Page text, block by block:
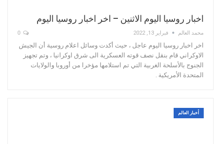
اخبار روسيا اليوم الاثنين – اخر اخبار روسيا اليوم
محمد العالم فبراير 13, 2022
اخر اخبار روسيا اليوم عاجل ، حيث أكدت وسائل اعلام روسية أن الجيش
الاوكراني قام بنقل نصف قوته العسكرية الى شرق اوكرانيا ، وتم تجهيز
الجنوج بالأسلحة الغربية التي تم استلامها مؤخرا من أوروبا والولايات
المتحدة الأمريكية .
أخبار العالم